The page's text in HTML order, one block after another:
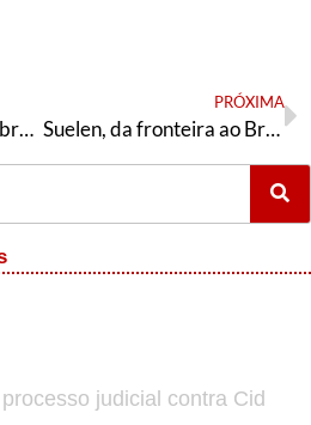
MNLM divulga nota sobre a importância de complexo habitacional em Rio Grande (RS)
PRÓXIMA
Suelen, da fronteira ao Brasil
judicial contra Cid